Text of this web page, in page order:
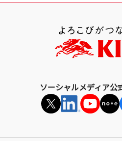
ソーシャルメディア公